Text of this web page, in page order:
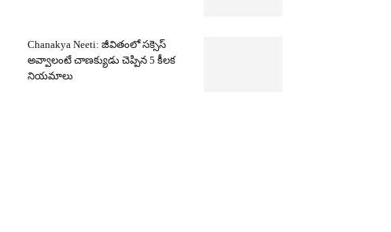
Chanakya Neeti: జీవితంలో సక్సెస్
అవ్వాలంటే చాణక్యుడు చెప్పిన 5 కీలక
నియమాలు